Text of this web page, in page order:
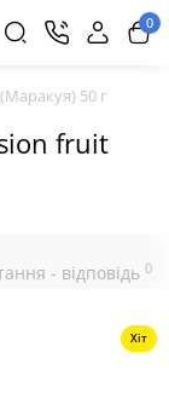
0
50 г
fruit
- відповідь 0
Хіт